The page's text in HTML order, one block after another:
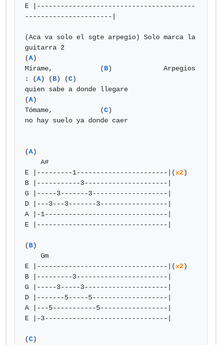
E |----------------------------------------
----------------------|
(Aca va solo el sgte arpegio) Solo marca la
guitarra 2
(A)
Mírame,            (B)             Arpegios
: (A) (B) (C)
quien sabe a donde llegare
(A)
Tómame,            (C)
no hay suelo ya donde caer
(A)
E |---------1-----------------------|(x2)
B |-----------3---------------------|
G |-----3-------3-------------------|
D |---3---3-------3-----------------|
A |-1-------------------------------|
E |---------------------------------|
(B)
E |---------------------------------|(x2)
B |---------3-----------------------|
G |-----3-----3---------------------|
D |-------5-----5-------------------|
A |---5-----------5-----------------|
E |-3-------------------------------|
(C)